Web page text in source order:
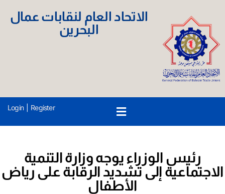
الاتحاد العام لنقابات عمال
البحرين
Login Register
رئيس الوزراء يوجه وزارة التنمية
الاجتماعية إلى تشديد الرقابة على رياض
الأطفال